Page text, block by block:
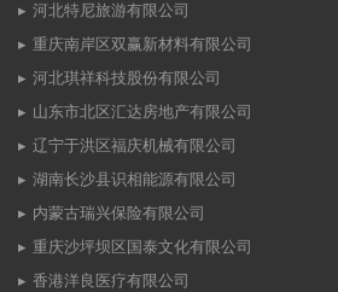
河北特尼旅游有限公司
重庆南岸区双赢新材料有限公司
河北琪祥科技股份有限公司
山东市北区汇达房地产有限公司
辽宁于洪区福庆机械有限公司
湖南长沙县识相能源有限公司
内蒙古瑞兴保险有限公司
重庆沙坪坝区国泰文化有限公司
香港洋良医疗有限公司